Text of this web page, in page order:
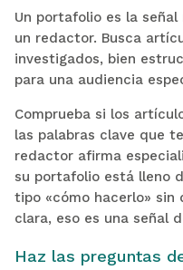
Un portafolio es la
un redactor. Busca
investigados, bien
para una audiencia
Comprueba si los
las palabras clave que
redactor afirma
su portafolio está lleno
tipo «cómo hacerlo» sin
clara, eso es una señal
Haz las preguntas